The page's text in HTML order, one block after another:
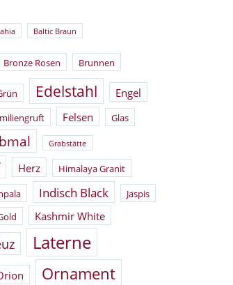
Baltic Braun
Bronze Rosen Brunnen
Edelstahl Engel
Felsen Glas
Grabstätte
Herz Himalaya Granit
Indisch Black Jaspis
Kashmir White
Laterne
Ornament